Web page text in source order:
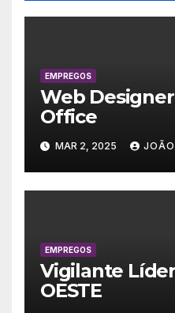
EMPREGOS
Web
Office
MAR 2, 2025 JOÃO
EMPREGOS
Vigilante
OESTE